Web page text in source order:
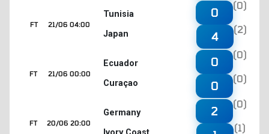
21/06 04:00
FT
Tunisia
Japan
0
(0)
4
(2)
21/06 00:00
FT
Ecuador
Curaçao
0
(0)
0
(0)
20/06 20:00
FT
Germany
2
(0)
(1)